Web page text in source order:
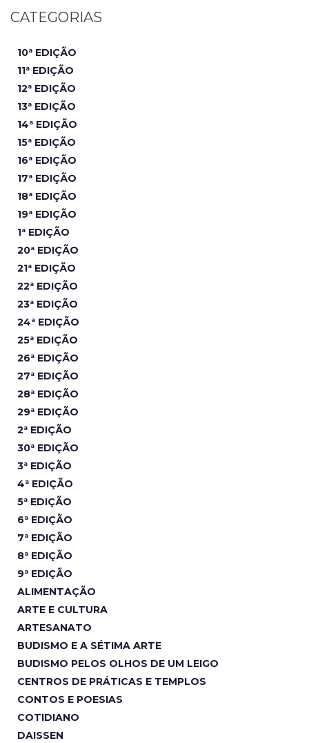
CATEGORIAS
10ª EDIÇÃO
11ª EDIÇÃO
12ª EDIÇÃO
13ª EDIÇÃO
14ª EDIÇÃO
15ª EDIÇÃO
16ª EDIÇÃO
17ª EDIÇÃO
18ª EDIÇÃO
19ª EDIÇÃO
1ª EDIÇÃO
20ª EDIÇÃO
21ª EDIÇÃO
22ª EDIÇÃO
23ª EDIÇÃO
24ª EDIÇÃO
25ª EDIÇÃO
26ª EDIÇÃO
27ª EDIÇÃO
28ª EDIÇÃO
29ª EDIÇÃO
2ª EDIÇÃO
30ª EDIÇÃO
3ª EDIÇÃO
4ª EDIÇÃO
5ª EDIÇÃO
6ª EDIÇÃO
7ª EDIÇÃO
8ª EDIÇÃO
9ª EDIÇÃO
ALIMENTAÇÃO
ARTE E CULTURA
ARTESANATO
BUDISMO E A SÉTIMA ARTE
BUDISMO PELOS OLHOS DE UM LEIGO
CENTROS DE PRÁTICAS E TEMPLOS
CONTOS E POESIAS
COTIDIANO
DAISSEN